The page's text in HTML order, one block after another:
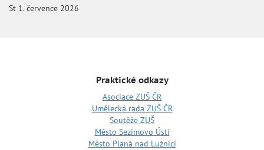
St 1. července 2026
Praktické odkazy
Asociace ZUŠ ČR
Umělecká rada ZUŠ ČR
Soutěže ZUŠ
Město Sezimovo Ústí
Město Planá nad Lužnicí